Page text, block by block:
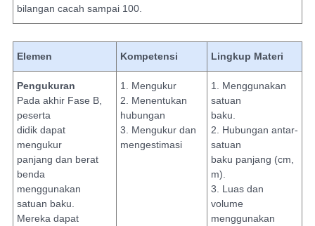
bilangan cacah sampai 100.
Elemen Kompetensi Lingkup Materi
Pengukuran
Pada akhir Fase B,
peserta
didik dapat
mengukur
panjang dan berat
benda
menggunakan
satuan baku.
Mereka dapat
1. Mengukur
2. Menentukan
hubungan
3. Mengukur dan
mengestimasi
1. Menggunakan
satuan
baku.
2. Hubungan antar-
satuan
baku panjang (cm,
m).
3. Luas dan
volume
menggunakan